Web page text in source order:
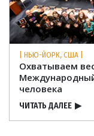
| НЬЮ-ЙОРК, США |
Охватываем
человека
ЧИТАТЬ ДАЛЕЕ ▶